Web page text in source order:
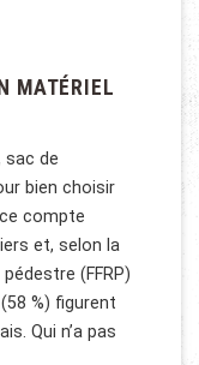
MATÉRIEL
sac de
bien choisir
compte
et, selon la
(FFRP)
%) figurent
Qui n’a pas